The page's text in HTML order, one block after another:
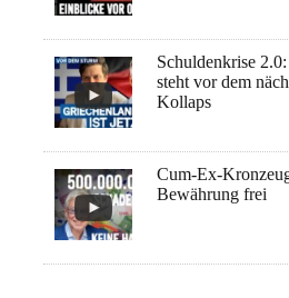
Schuldenkrise
steht vor dem
Kollaps
Cum-Ex-
Bewährung frei